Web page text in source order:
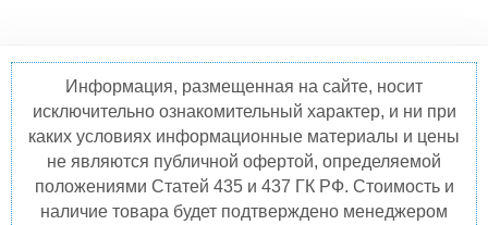
Информация, размещенная на сайте, носит
исключительно ознакомительный характер, и ни при
каких условиях информационные материалы и цены
не являются публичной офертой, определяемой
положениями Статей 435 и 437 ГК РФ. Стоимость и
наличие товара будет подтверждено менеджером